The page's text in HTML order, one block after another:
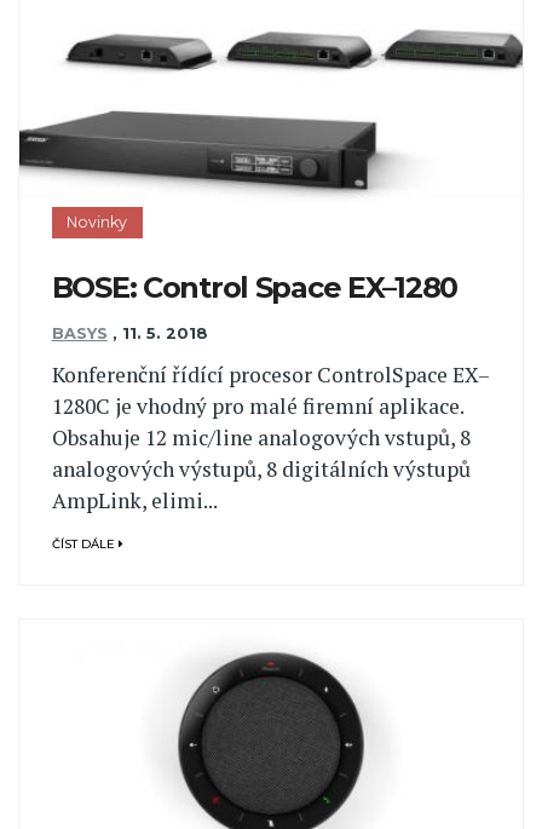
Novinky
BOSE: Control Space EX–1280
BASYS , 11. 5. 2018
Konferenční řídící procesor ControlSpace EX–
1280C je vhodný pro malé firemní aplikace.
Obsahuje 12 mic/line analogových vstupů, 8
analogových výstupů, 8 digitálních výstupů
AmpLink, elimi...
ČÍST DÁLE